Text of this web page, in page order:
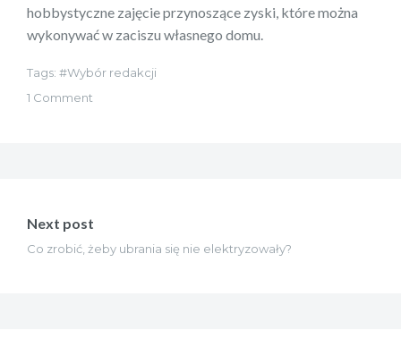
hobbystyczne zajęcie przynoszące zyski, które można
wykonywać w zaciszu własnego domu.
Tags:
Wybór redakcji
1 Comment
wpisu
Next post
Co zrobić, żeby ubrania się nie elektryzowały?